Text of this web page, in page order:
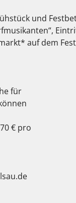
und
auf dem
für
€ pro